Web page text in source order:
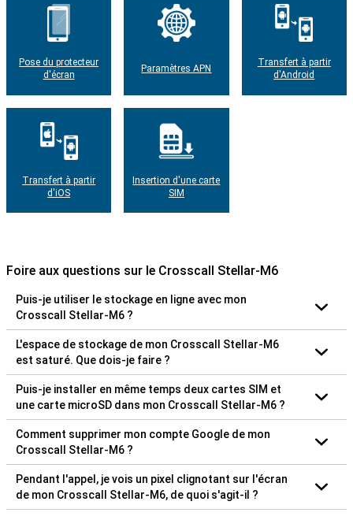
Pose du protecteur
d'écran
Paramètres APN
Transfert à partir
d'Android
Transfert à partir
d'iOS
Insertion d'une carte
SIM
Foire aux questions sur le Crosscall Stellar-M6
Puis-je utiliser le stockage en ligne avec mon
Crosscall Stellar-M6 ?
L'espace de stockage de mon Crosscall Stellar-M6
est saturé. Que dois-je faire ?
Puis-je installer en même temps deux cartes SIM et
une carte microSD dans mon Crosscall Stellar-M6 ?
Comment supprimer mon compte Google de mon
Crosscall Stellar-M6 ?
Pendant l'appel, je vois un pixel clignotant sur l'écran
de mon Crosscall Stellar-M6, de quoi s'agit-il ?